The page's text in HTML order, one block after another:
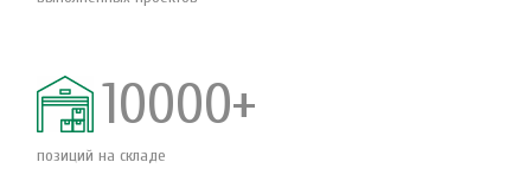
10000+
позиций на складе